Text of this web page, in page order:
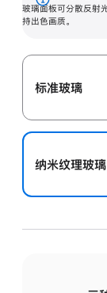
玻璃面板可分散反射
持出色画质。
展
开
标准玻璃
纳米纹理玻璃